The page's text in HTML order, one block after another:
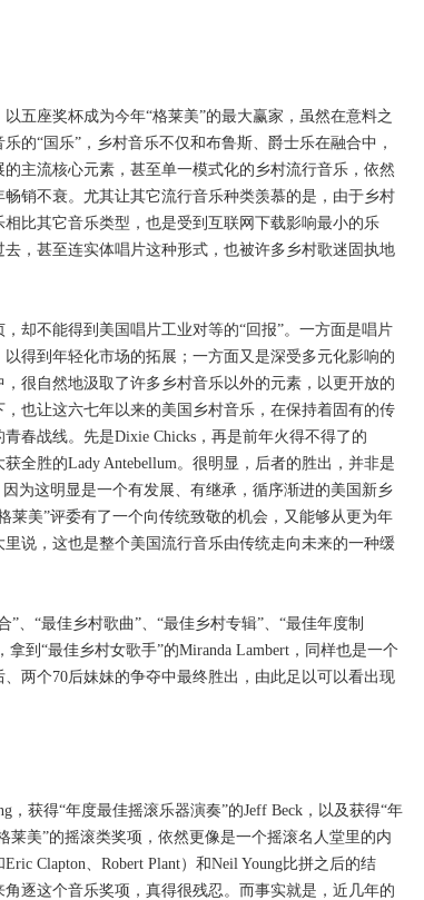
座奖杯成为今年“格莱美”的最大赢家，虽然在意料之
的“国乐”，乡村音乐不仅和布鲁斯、爵士乐在融合中，
主流核心元素，甚至单一模式化的乡村流行音乐，依然
销不衰。尤其让其它流行音乐种类羡慕的是，由于乡村
比其它音乐类型，也是受到互联网下载影响最小的乐
，甚至连实体唱片这种形式，也被许多乡村歌迷固执地
不能得到美国唱片工业对等的“回报”。一方面是唱片
得到年轻化市场的拓展；一方面又是深受多元化影响的
很自然地汲取了许多乡村音乐以外的元素，以更开放的
也让这六七年以来的美国乡村音乐，在保持着固有的传
春战线。先是Dixie Chicks，再是前年火得不得了的
全胜的Lady Antebellum。很明显，后者的胜出，并非是
为这明显是一个有发展、有继承，循序渐进的美国新乡
莱美”评委有了一个向传统致敬的机会，又能够从更为年
说，这也是整个美国流行音乐由传统走向未来的一种缓
“最佳乡村歌曲”、“最佳乡村专辑”、“最佳年度制
拿到“最佳乡村女歌手”的Miranda Lambert，同样也是一个
两个70后妹妹的争夺中最终胜出，由此足以可以看出现
获得“年度最佳摇滚乐器演奏”的Jeff Beck，以及获得“年
莱美”的摇滚类奖项，依然更像是一个摇滚名人堂里的内
Clapton、Robert Plant）和Neil Young比拼之后的结
逐这个音乐奖项，真得很残忍。而事实就是，近几年的